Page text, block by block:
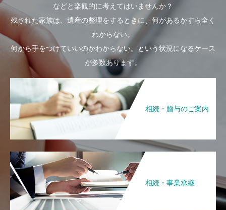
などと楽観的に考えてはいませんか？
残された家族は、遺産の整理をするときに、何があるかすら全く
わからない。
何から手をつけていいのかわからない。という状況になるケース
が多数あります。
相続・贈与のご案内
相続・事業承継